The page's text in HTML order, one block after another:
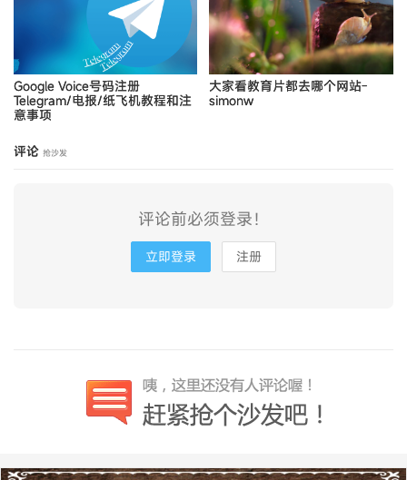
Google Voice号码注册
Telegram/电报/纸飞机教程和注
意事项
大家看教育片都去哪个网站-
simonw
评论 抢沙发
评论前必须登录！
立即登录 注册